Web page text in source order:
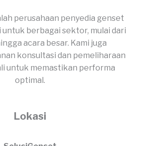
perusahaan penyedia genset
berbagai sektor, mulai dari
acara besar. Kami juga
konsultasi dan pemeliharaan
untuk memastikan performa
optimal.
Lokasi